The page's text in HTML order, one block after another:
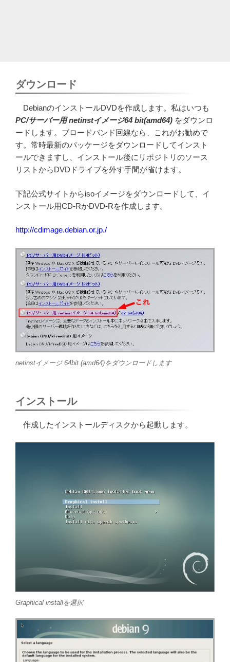
ダウンロード
DebianのインストールDVDを作成します。私はいつも
PC/サーバー用 netinstイメージ64 bit(amd64) をダウンロ
ードします。ブロードバンド回線なら、これがお勧めで
す。常時最新のパッケージをダウンロードしてインスト
ールできますし、インストール後にリポジトリのソース
リストからDVDドライブを外す手間が省けます。
下記公式サイトからisoイメージをダウンロードして、イ
ンストール用CD-RかDVD-Rを作成します。
http://cdimage.debian.or.jp./
netinstイメージ 64bit (amd64)をダウンロードします
インストール
作成したインストールディスクから起動します。
Graphical installを選択